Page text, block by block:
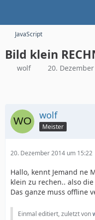
JavaScript
Bild klein
wolf 20.
wolf
Meister
20. Dezember 2014 um 15:22
Hallo, kennt Jemand ne
klein zu rechen.. also
Das ganze muss offline
Einmal editiert, zuletzt von